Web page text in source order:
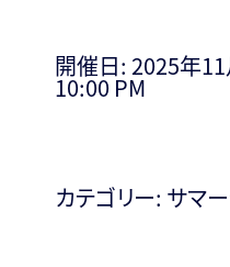
開催日: 2025年
10:00 PM
カテゴリー: サマ